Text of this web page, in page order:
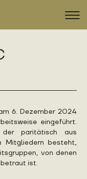
6. Dezember 2024
eingeführt.
paritätisch aus
Mitgliedern besteht,
von denen
ist.